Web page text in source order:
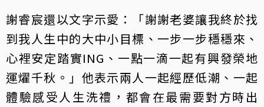
謝睿宸還以文字示愛：「謝謝老婆讓我終於找
到我人生中的大中小目標、一步一步穩穩來、
心裡安定踏實ING、一點一滴一起有興發榮地
運燿千秋。」他表示兩人一起經歷低潮、一起
體驗感受人生洗禮，都會在最需要對方時出